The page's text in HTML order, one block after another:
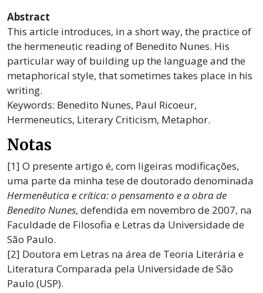
Abstract
This article introduces, in a short way, the practice of
the hermeneutic reading of Benedito Nunes. His
particular way of building up the language and the
metaphorical style, that sometimes takes place in his
writing.
Keywords: Benedito Nunes, Paul Ricoeur,
Hermeneutics, Literary Criticism, Metaphor.
Notas
[1] O presente artigo é, com ligeiras modificações,
uma parte da minha tese de doutorado denominada
Hermenêutica e crítica: o pensamento e a obra de
Benedito Nunes, defendida em novembro de 2007, na
Faculdade de Filosofia e Letras da Universidade de
São Paulo.
[2] Doutora em Letras na área de Teoria Literária e
Literatura Comparada pela Universidade de São
Paulo (USP).